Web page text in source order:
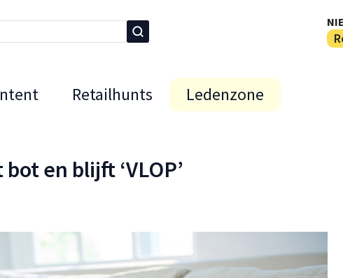
Retailhunts Ledenzone
en blijft ‘VLOP’